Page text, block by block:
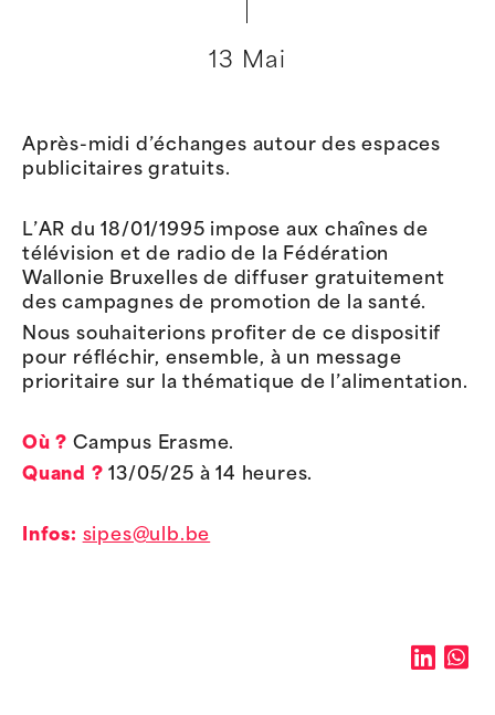
13 Mai
Après-midi d’échanges autour des espaces
publicitaires gratuits.
L’AR du 18/01/1995 impose aux chaînes de
télévision et de radio de la Fédération
Wallonie Bruxelles de diffuser gratuitement
des campagnes de promotion de la santé.
Nous souhaiterions profiter de ce dispositif
pour réfléchir, ensemble, à un message
prioritaire sur la thématique de l’alimentation.
Où ? Campus Erasme.
Quand ? 13/05/25 à 14 heures.
Infos: sipes@ulb.be